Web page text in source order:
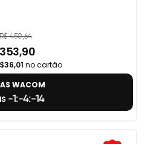
450,64
no cartão
WACOM
-1:-4:-15